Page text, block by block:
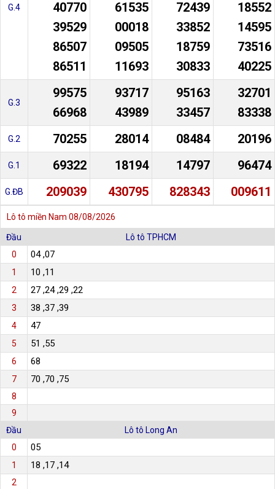
G.4
40770
39529
86507
86511
61535
00018
09505
11693
72439
33852
18759
30833
18552
14595
73516
40225
G.3
99575
66968
93717
43989
95163
33457
32701
83338
G.2 70255 28014 08484 20196
G.1 69322 18194 14797 96474
G.ĐB 209039 430795 828343 009611
Lô tô miền Nam 08/08/2026
Đầu
Lô tô TPHCM
0
04 ,07
1 10 ,11
2 27 ,24 ,29 ,22
3 38 ,37 ,39
4 47
5 51 ,55
6 68
7 70 ,70 ,75
8
9
Đầu
Lô tô Long An
0
05
1 18 ,17 ,14
2